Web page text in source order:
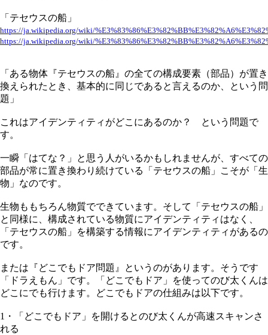
「テセウスの船」
https://ja.wikipedia.org/wiki/
https://ja.wikipedia.org/wiki/
「ある物体『テセウスの船』の全ての構成要素（部品）が置き
換えられたとき、基本的に同じであると言えるのか、という問
題」
これはアイデンティティがどこにあるのか？ という問題で
す。
一瞬「はてな？」と思う人がいるかもしれませんが、すべての
部品が常に置き換わり続けている「テセウスの船」こそが「生
物」なのです。
生物ももちろん物質でできています。そして「テセウスの船」
と同様に、構成されている物質にアイデンティティはなく、
「テセウスの船」を構築する情報にアイデンティティがあるの
です。
または『どこでもドア問題』というのがあります。そうです
「ドラえもん」です。「どこでもドア」を使ってのび太くんは
どこにでも行けます。どこでもドアの仕組みは以下です。
1・「どこでもドア」を開けるとのび太くんが高速スキャンさ
れる